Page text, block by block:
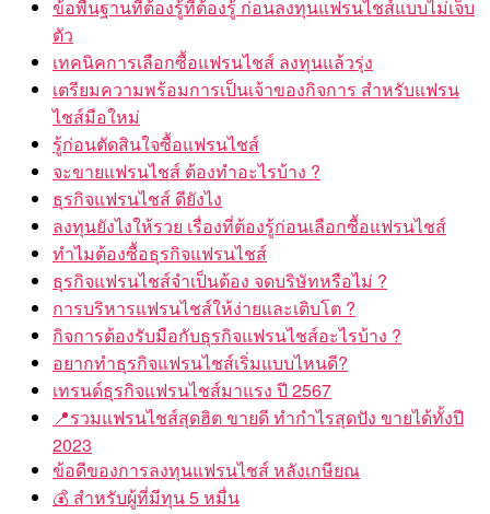
ข้อพื้นฐานที่ต้องรู้ที่ต้องรู้ ก่อนลงทุนแฟรนไชส์แบบไม่เจ็บ
ตัว
เทคนิคการเลือกซื้อแฟรนไชส์ ลงทุนแล้วรุ่ง
เตรียมความพร้อมการเป็นเจ้าของกิจการ สำหรับแฟรน
ไชส์มือใหม่
รู้ก่อนตัดสินใจซื้อแฟรนไชส์
จะขายแฟรนไชส์ ต้องทำอะไรบ้าง ?
ธุรกิจแฟรนไชส์ ดียังไง
ลงทุนยังไงให้รวย เรื่องที่ต้องรู้ก่อนเลือกซื้อแฟรนไชส์
ทำไมต้องซื้อธุรกิจแฟรนไชส์
ธุรกิจแฟรนไชส์จำเป็นต้อง จดบริษัทหรือไม่ ?
การบริหารแฟรนไชส์ให้ง่ายและเติบโต ?
กิจการต้องรับมือกับธุรกิจแฟรนไชส์อะไรบ้าง ?
อยากทำธุรกิจแฟรนไชส์เริ่มแบบไหนดี?
เทรนด์ธุรกิจแฟรนไชส์มาแรง ปี 2567
📍รวมแฟรนไชส์สุดฮิต ขายดี ทำกำไรสุดปัง ขายได้ทั้งปี
2023
ข้อดีของการลงทุนแฟรนไชส์ หลังเกษียณ
💰 สำหรับผู้ที่มีทุน 5 หมื่น